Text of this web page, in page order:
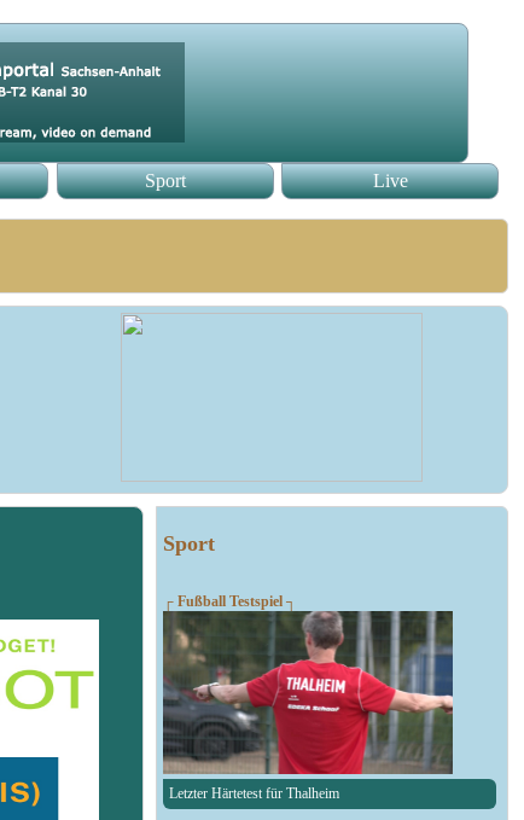
Sport Live
Sport
┌ Fußball Testspiel ┐
Letzter Härtetest für Thalheim